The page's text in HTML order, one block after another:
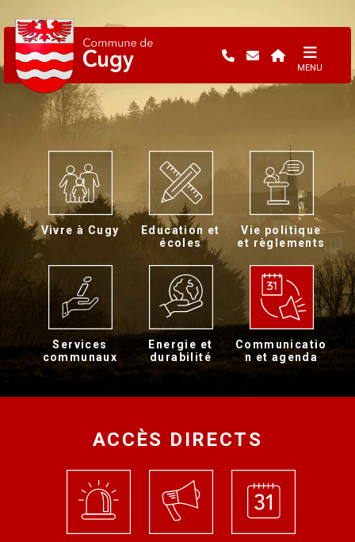
MENU
Vivre à Cugy
Education et
écoles
Vie politique
et règlements
Services
communaux
Energie et
durabilité
Communicatio
n et agenda
ACCÈS DIRECTS